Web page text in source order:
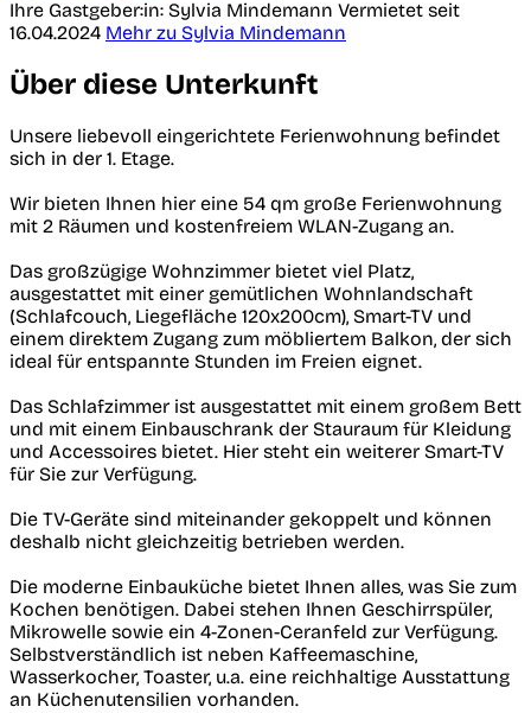
Ihre Gastgeber:in: Sylvia Mindemann Vermietet seit
16.04.2024 Mehr zu Sylvia Mindemann
Über diese Unterkunft
Unsere liebevoll eingerichtete Ferienwohnung befindet
sich in der 1. Etage.
Wir bieten Ihnen hier eine 54 qm große Ferienwohnung
mit 2 Räumen und kostenfreiem WLAN-Zugang an.
Das großzügige Wohnzimmer bietet viel Platz,
ausgestattet mit einer gemütlichen Wohnlandschaft
(Schlafcouch, Liegefläche 120x200cm), Smart-TV und
einem direktem Zugang zum möbliertem Balkon, der sich
ideal für entspannte Stunden im Freien eignet.
Das Schlafzimmer ist ausgestattet mit einem großem Bett
und mit einem Einbauschrank der Stauraum für Kleidung
und Accessoires bietet. Hier steht ein weiterer Smart-TV
für Sie zur Verfügung.
Die TV-Geräte sind miteinander gekoppelt und können
deshalb nicht gleichzeitig betrieben werden.
Die moderne Einbauküche bietet Ihnen alles, was Sie zum
Kochen benötigen. Dabei stehen Ihnen Geschirrspüler,
Mikrowelle sowie ein 4-Zonen-Ceranfeld zur Verfügung.
Selbstverständlich ist neben Kaffeemaschine,
Wasserkocher, Toaster, u.a. eine reichhaltige Ausstattung
an Küchenutensilien vorhanden.